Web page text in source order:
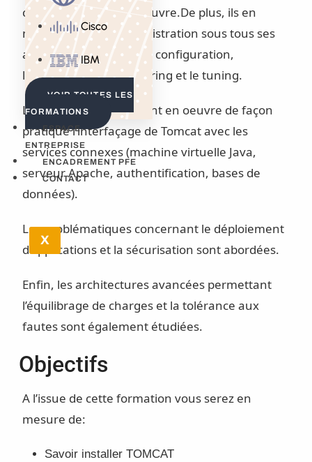
Cisco
IBM
VOIR TOUTES LES
FORMATIONS
ESPACE
ENTREPRISE
ENCADREMENT PFE
CONTACT
X
contexte de mise en oeuvre.De plus, ils en
maîtriseront son administration sous tous ses
aspects: l’installation, la configuration,
l’exploitation, le monitoring et le tuning.
Les participants mettront en oeuvre de façon
pratique l’interfaçage de Tomcat avec les
services connexes (machine virtuelle Java,
serveur Apache, authentification, bases de
données).
Les problématiques concernant le déploiement
d’applications et la sécurisation sont abordées.
Enfin, les architectures avancées permettant
l’équilibrage de charges et la tolérance aux
fautes sont également étudiées.
Objectifs
A l’issue de cette formation vous serez en
mesure de:
Savoir installer TOMCAT